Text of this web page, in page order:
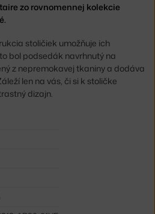
zo rovnomennej kolekcie
stoličiek umožňuje ich
bol podsedák navrhnutý na
z nepremokavej tkaniny a dodáva
len na vás, či si k stoličke
dizajn.